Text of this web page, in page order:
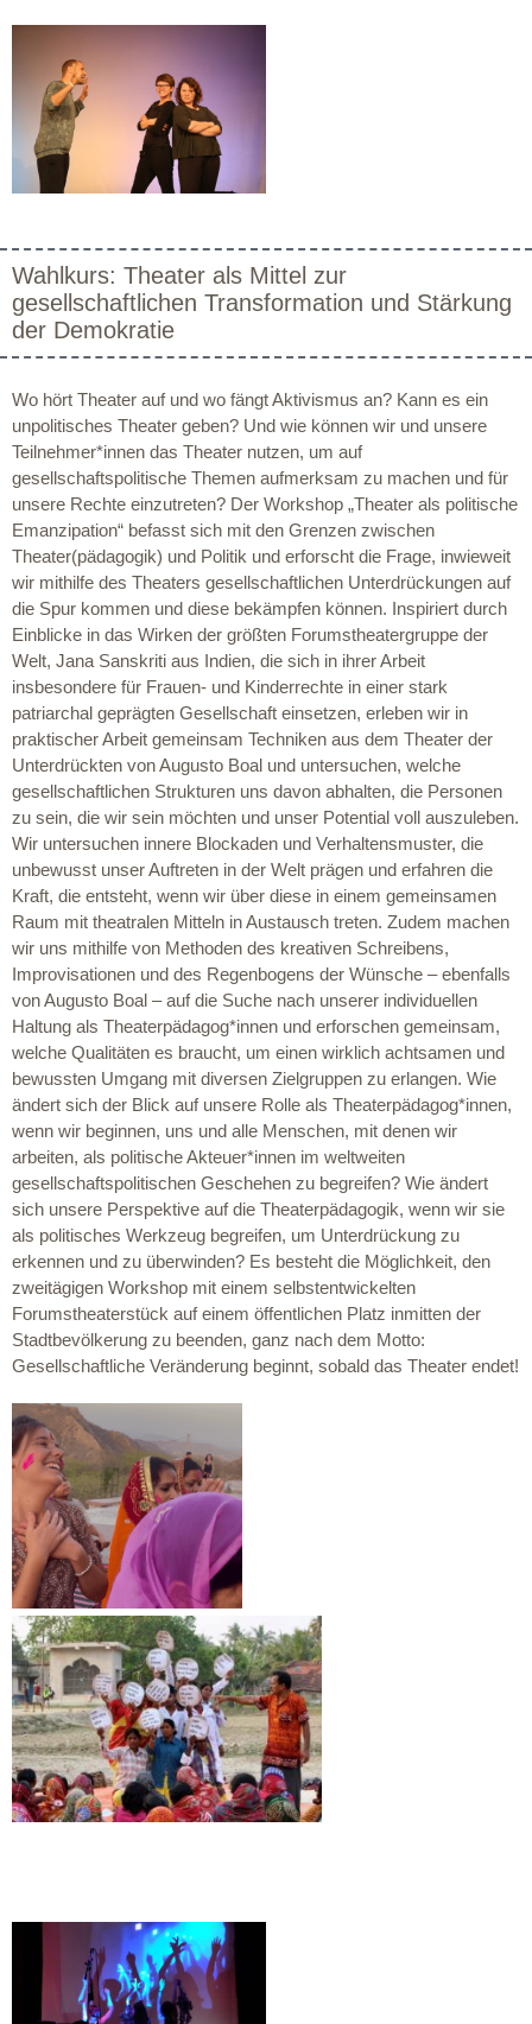
Wahlkurs: Theater als Mittel zur
gesellschaftlichen Transformation und Stärkung
der Demokratie
Wo hört Theater auf und wo fängt Aktivismus an? Kann es ein
unpolitisches Theater geben? Und wie können wir und unsere
Teilnehmer*innen das Theater nutzen, um auf
gesellschaftspolitische Themen aufmerksam zu machen und für
unsere Rechte einzutreten? Der Workshop „Theater als politische
Emanzipation“ befasst sich mit den Grenzen zwischen
Theater(pädagogik) und Politik und erforscht die Frage, inwieweit
wir mithilfe des Theaters gesellschaftlichen Unterdrückungen auf
die Spur kommen und diese bekämpfen können. Inspiriert durch
Einblicke in das Wirken der größten Forumstheatergruppe der
Welt, Jana Sanskriti aus Indien, die sich in ihrer Arbeit
insbesondere für Frauen- und Kinderrechte in einer stark
patriarchal geprägten Gesellschaft einsetzen, erleben wir in
praktischer Arbeit gemeinsam Techniken aus dem Theater der
Unterdrückten von Augusto Boal und untersuchen, welche
gesellschaftlichen Strukturen uns davon abhalten, die Personen
zu sein, die wir sein möchten und unser Potential voll auszuleben.
Wir untersuchen innere Blockaden und Verhaltensmuster, die
unbewusst unser Auftreten in der Welt prägen und erfahren die
Kraft, die entsteht, wenn wir über diese in einem gemeinsamen
Raum mit theatralen Mitteln in Austausch treten. Zudem machen
wir uns mithilfe von Methoden des kreativen Schreibens,
Improvisationen und des Regenbogens der Wünsche – ebenfalls
von Augusto Boal – auf die Suche nach unserer individuellen
Haltung als Theaterpädagog*innen und erforschen gemeinsam,
welche Qualitäten es braucht, um einen wirklich achtsamen und
bewussten Umgang mit diversen Zielgruppen zu erlangen. Wie
ändert sich der Blick auf unsere Rolle als Theaterpädagog*innen,
wenn wir beginnen, uns und alle Menschen, mit denen wir
arbeiten, als politische Akteuer*innen im weltweiten
gesellschaftspolitischen Geschehen zu begreifen? Wie ändert
sich unsere Perspektive auf die Theaterpädagogik, wenn wir sie
als politisches Werkzeug begreifen, um Unterdrückung zu
erkennen und zu überwinden? Es besteht die Möglichkeit, den
zweitägigen Workshop mit einem selbstentwickelten
Forumstheaterstück auf einem öffentlichen Platz inmitten der
Stadtbevölkerung zu beenden, ganz nach dem Motto:
Gesellschaftliche Veränderung beginnt, sobald das Theater endet!